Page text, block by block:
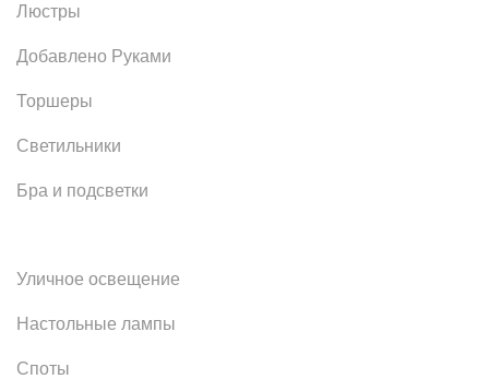
Люстры
Добавлено Руками
Торшеры
Светильники
Бра и подсветки
Уличное освещение
Настольные лампы
Споты